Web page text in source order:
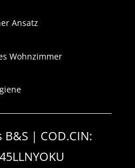
Ansatz
Wohnzimmer
| COD.CIN: